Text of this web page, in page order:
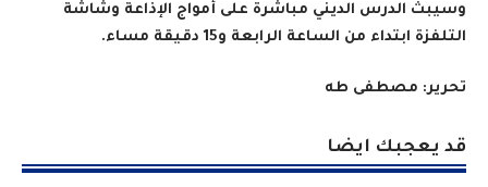
وسيبث الدرس الديني مباشرة على أمواج الإذاعة وشاشة
التلفزة ابتداء من الساعة الرابعة و15 دقيقة مساء.
تحرير: مصطفى طه
قد يعجبك ايضا